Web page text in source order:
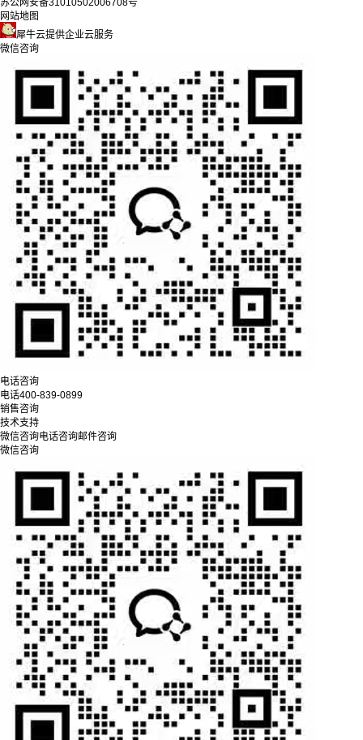
苏公网安备31010502006708号
网站地图
犀牛云提供企业云服务
微信咨询
电话咨询
电话400-839-0899
销售咨询
技术支持
微信咨询电话咨询邮件咨询
微信咨询